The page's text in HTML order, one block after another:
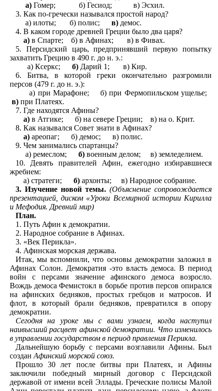
а) Гомер; б) Гесиод; в) Эсхил.
3. Как по-гречески назывался простой народ?
а) илоты; б) полис; в) демос.
4. В каком городе древней Греции было два царя?
а) в Спарте; б) в Афинах; в) в Фивах.
5. Персидский царь, предпринявший первую попытку
захватить Грецию в 490 г. до н. э.:
а) Ксеркс; б) Дарий 1; в) Кир.
6. Битва, в которой греки окончательно разгромили
персов (479 г. до н. э.):
а) при Марафоне; б) при Фермопильском ущелье;
в) при Платеях.
7. Где находятся Афины?
а) в Атгике; б) на севере Греции; в) на о. Крит.
8. Как назывался Совет знати в Афинах?
а) ареопаг; б) демос; в) полис.
9. Чем занимались спартанцы?
а) ремеслом; б) военным делом; в) земледелием.
10. Девять правителей Афин, ежегодно избиравшиеся
жребием:
а) стратеги; б) архонты; в) Народное собрание.
3. Изучение новой темы. (Объяснение сопровождается
презентацией, диском «Уроки Всемирной истории Кирилла
и Мефодия. Древний мир)
План.
Путь Афин к демократии.
Народное собрание в Афинах.
«Век Перикла».
Афинская морская держава.
Итак, мы вспомнили, что основы демократии заложил в
Афинах Солон. Демократия -это власть демоса. В период
войн с персами значение афинского демоса возросло.
Вождь демоса Фемистокл в борьбе против персов опирался
на афинских бедняков, простых гребцов и матросов. И
флот, в который брали бедняков, превратился в опору
демократии.
Сегодня на уроке мы с вами узнаем, когда наступил
наивысший расцвет афинской демократии. Что изменилось
в управлении государством в период правления Перикла.
Дальнейшую борьбу с персами возглавили Афины. Был
созданАфинский морской союз.
Прошло 30 лет после битвы при Платеях, и Афины
заключили победный мирный договор с Персидской
державой от имени всей Эллады. Греческие полисы Малой